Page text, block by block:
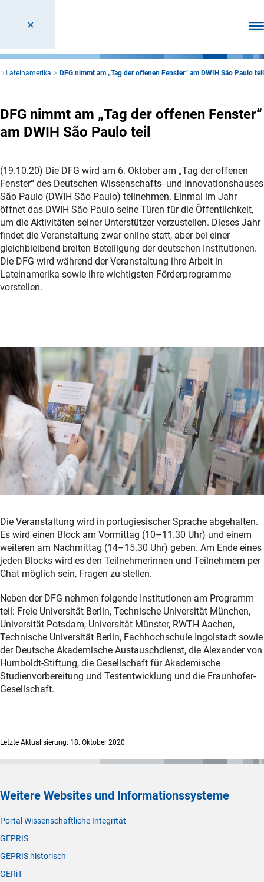
Lateinamerika DFG nimmt am „Tag der offenen Fenster“ am DWIH São Paulo teil
DFG nimmt am „Tag der offenen Fenster“
am DWIH São Paulo teil
(19.10.20) Die DFG wird am 6. Oktober am „Tag der offenen
Fenster“ des Deutschen Wissenschafts- und Innovationshauses
São Paulo (DWIH São Paulo) teilnehmen. Einmal im Jahr
öffnet das DWIH São Paulo seine Türen für die Öffentlichkeit,
um die Aktivitäten seiner Unterstützer vorzustellen. Dieses Jahr
findet die Veranstaltung zwar online statt, aber bei einer
gleichbleibend breiten Beteiligung der deutschen Institutionen.
Die DFG wird während der Veranstaltung ihre Arbeit in
Lateinamerika sowie ihre wichtigsten Förderprogramme
vorstellen.
Die Veranstaltung wird in portugiesischer Sprache abgehalten.
Es wird einen Block am Vormittag (10–11.30 Uhr) und einem
weiteren am Nachmittag (14–15.30 Uhr) geben. Am Ende eines
jeden Blocks wird es den Teilnehmerinnen und Teilnehmern per
Chat möglich sein, Fragen zu stellen.
Neben der DFG nehmen folgende Institutionen am Programm
teil: Freie Universität Berlin, Technische Universität München,
Universität Potsdam, Universität Münster, RWTH Aachen,
Technische Universität Berlin, Fachhochschule Ingolstadt sowie
der Deutsche Akademische Austauschdienst, die Alexander von
Humboldt-Stiftung, die Gesellschaft für Akademische
Studienvorbereitung und Testentwicklung und die Fraunhofer-
Gesellschaft.
Letzte Aktualisierung: 18. Oktober 2020
Weitere Websites und Informationssysteme
Portal Wissenschaftliche Integrität
GEPRIS
GEPRIS historisch
GERiT